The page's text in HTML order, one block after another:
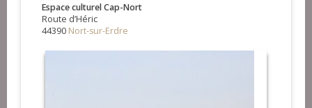
Espace culturel Cap-Nort
Route d’Héric
44390 Nort-sur-Erdre